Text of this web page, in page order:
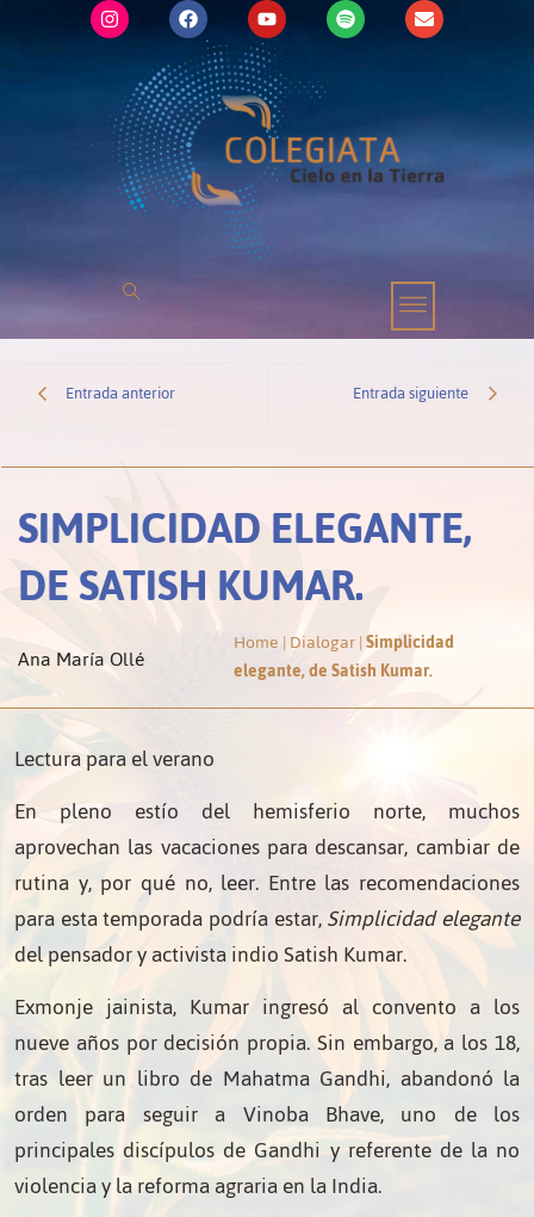
Entrada anterior Entrada siguiente
SIMPLICIDAD ELEGANTE,
DE SATISH KUMAR.
Ana María Ollé Home|Dialogar|Simplicidad
elegante, de Satish Kumar.
Lectura para el verano
En pleno estío del hemisferio norte, muchos
aprovechan las vacaciones para descansar, cambiar de
rutina y, por qué no, leer. Entre las recomendaciones
para esta temporada podría estar,Simplicidad elegante
del pensador y activista indio Satish Kumar.
Exmonje jainista, Kumar ingresó al convento a los
nueve años por decisión propia. Sin embargo, a los 18,
tras leer un libro de Mahatma Gandhi, abandonó la
orden para seguir a Vinoba Bhave, uno de los
principales discípulos de Gandhi y referente de la no
violencia y la reforma agraria en la India.